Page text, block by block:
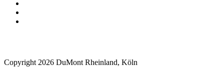
Copyright 2026 DuMont Rheinland, Köln